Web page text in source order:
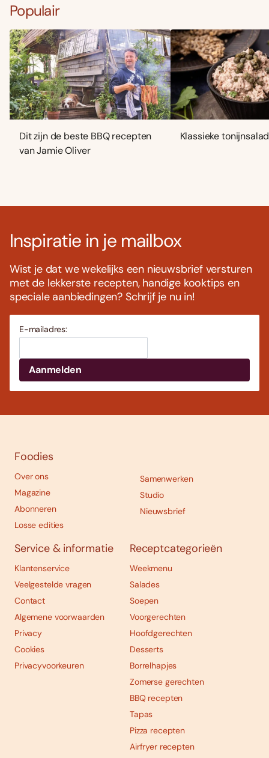
Populair
Dit zijn de beste BBQ recepten
van Jamie Oliver
Klassieke
Inspiratie in je mailbox
Wist je dat we wekelijks een nieuwsbrief versturen
met de lekkerste recepten, handige kooktips en
speciale aanbiedingen? Schrijf je nu in!
E-mailadres:
Foodies
Over ons
Magazine
Abonneren
Losse edities
Samenwerken
Studio
Nieuwsbrief
Service & informatie
Klantenservice
Veelgestelde vragen
Contact
Algemene voorwaarden
Privacy
Cookies
Privacyvoorkeuren
Receptcategorieën
Weekmenu
Salades
Soepen
Voorgerechten
Hoofdgerechten
Desserts
Borrelhapjes
Zomerse gerechten
BBQ recepten
Tapas
Pizza recepten
Airfryer recepten